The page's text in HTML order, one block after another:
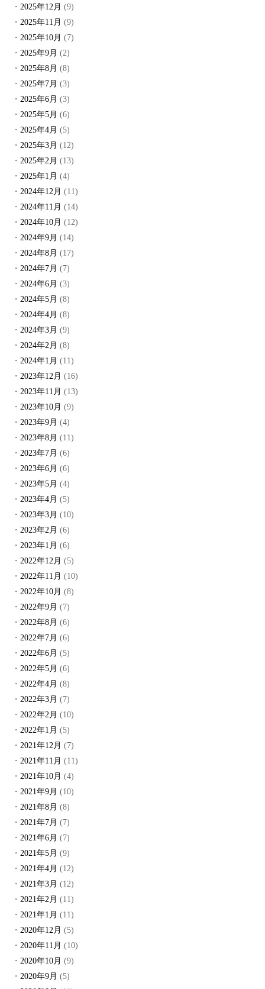
2025年12月 (9)
2025年11月 (9)
2025年10月 (7)
2025年9月 (2)
2025年8月 (8)
2025年7月 (3)
2025年6月 (3)
2025年5月 (6)
2025年4月 (5)
2025年3月 (12)
2025年2月 (13)
2025年1月 (4)
2024年12月 (11)
2024年11月 (14)
2024年10月 (12)
2024年9月 (14)
2024年8月 (17)
2024年7月 (7)
2024年6月 (3)
2024年5月 (8)
2024年4月 (8)
2024年3月 (9)
2024年2月 (8)
2024年1月 (11)
2023年12月 (16)
2023年11月 (13)
2023年10月 (9)
2023年9月 (4)
2023年8月 (11)
2023年7月 (6)
2023年6月 (6)
2023年5月 (4)
2023年4月 (5)
2023年3月 (10)
2023年2月 (6)
2023年1月 (6)
2022年12月 (5)
2022年11月 (10)
2022年10月 (8)
2022年9月 (7)
2022年8月 (6)
2022年7月 (6)
2022年6月 (5)
2022年5月 (6)
2022年4月 (8)
2022年3月 (7)
2022年2月 (10)
2022年1月 (5)
2021年12月 (7)
2021年11月 (11)
2021年10月 (4)
2021年9月 (10)
2021年8月 (8)
2021年7月 (7)
2021年6月 (7)
2021年5月 (9)
2021年4月 (12)
2021年3月 (12)
2021年2月 (11)
2021年1月 (11)
2020年12月 (5)
2020年11月 (10)
2020年10月 (9)
2020年9月 (5)